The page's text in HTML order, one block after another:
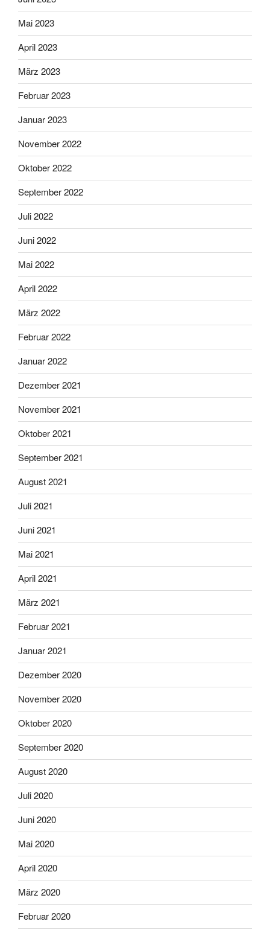
Mai 2023
April 2023
März 2023
Februar 2023
Januar 2023
November 2022
Oktober 2022
September 2022
Juli 2022
Juni 2022
Mai 2022
April 2022
März 2022
Februar 2022
Januar 2022
Dezember 2021
November 2021
Oktober 2021
September 2021
August 2021
Juli 2021
Juni 2021
Mai 2021
April 2021
März 2021
Februar 2021
Januar 2021
Dezember 2020
November 2020
Oktober 2020
September 2020
August 2020
Juli 2020
Juni 2020
Mai 2020
April 2020
März 2020
Februar 2020